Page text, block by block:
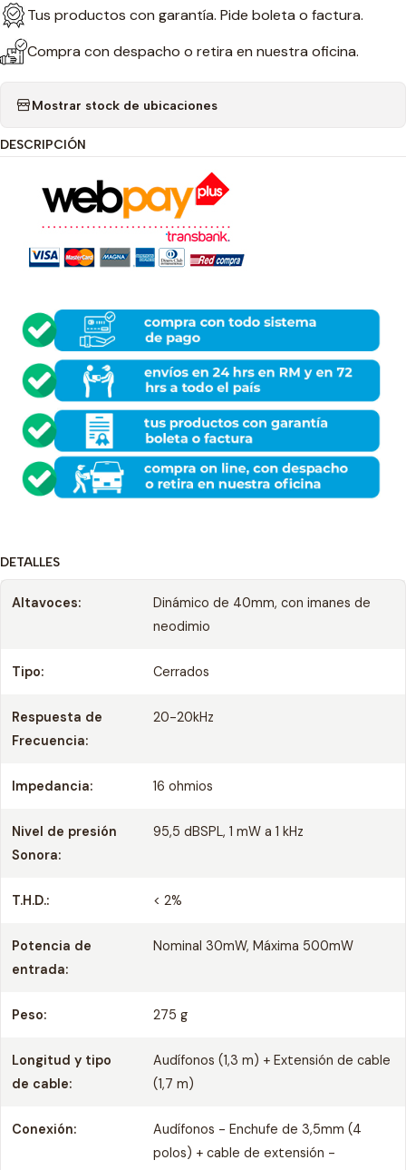
Tus productos con garantía. Pide boleta o factura.
Compra con despacho o retira en nuestra oficina.
Mostrar stock de ubicaciones
DESCRIPCIÓN
DETALLES
Altavoces:
Dinámico de 40mm, con imanes de
neodimio
Tipo: Cerrados
Respuesta de
Frecuencia:
20-20kHz
Impedancia: 16 ohmios
Nivel de presión
Sonora:
95,5 dBSPL, 1 mW a 1 kHz
T.H.D.: < 2%
Potencia de
entrada:
Nominal 30mW, Máxima 500mW
Peso: 275 g
Longitud y tipo
de cable:
Audífonos (1,3 m) + Extensión de cable
(1,7 m)
Conexión:
Audífonos - Enchufe de 3,5mm (4
polos) + cable de extensión -